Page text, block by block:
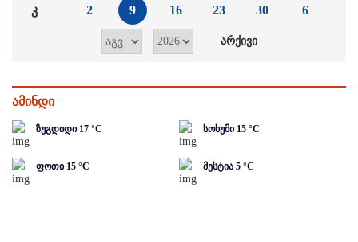
კ 2 9 16 23 30 6
ამინდი
ზუგდიდი 17 °C სოხუმი 15 °C
ფოთი 15 °C მესტია 5 °C